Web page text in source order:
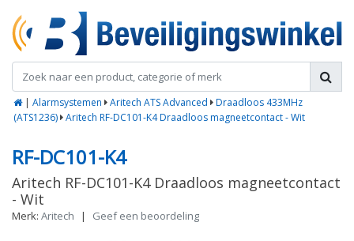
| Alarmsystemen Aritech ATS Advanced
Draadloos 433MHz
(ATS1236) Aritech RF-DC101-K4 Draadloos magneetcontact - Wit
RF-DC101-K4
Aritech RF-DC101-K4 Draadloos magneetcontact
- Wit
Merk: Aritech | Geef een beoordeling